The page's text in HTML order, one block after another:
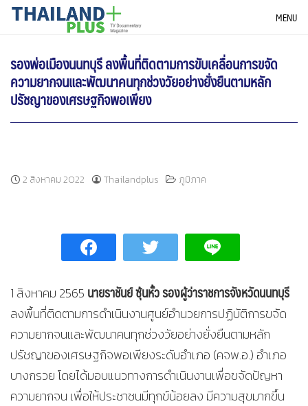
SkipTHAILANDPLUS NEWS MENU
รองพ่อเมืองนนทบุรี ลงพื้นที่ติดตามการขับเคลื่อนการขจัด
ความยากจนและพัฒนาคนทุกช่วงวัยอย่างยั่งยืนตามหลัก
ปรัชญาของเศรษฐกิจพอเพียง
2 สิงหาคม 2022 Thailandplus ภูมิภาค
1 สิงหาคม 2565 นายราชันย์ ซุ้นหั้ว รองผู้ว่าราชการจังหวัดนนทบุรี
ลงพื้นที่ติดตามการดำเนินงานศูนย์อำนวยการปฏิบัติการขจัด
ความยากจนและพัฒนาคนทุกช่วงวัยอย่างยั่งยืนตามหลัก
ปรัชญาของเศรษฐกิจพอเพียงระดับอำเภอ (คจพ.อ.) อำเภอ
บางกรวย โดยได้มอบแนวทางการดำเนินงานเพื่อขจัดปัญหา
ความยากจน เพื่อให้ประชาชนมีทุกข์น้อยลง มีความสุขมากขึ้น